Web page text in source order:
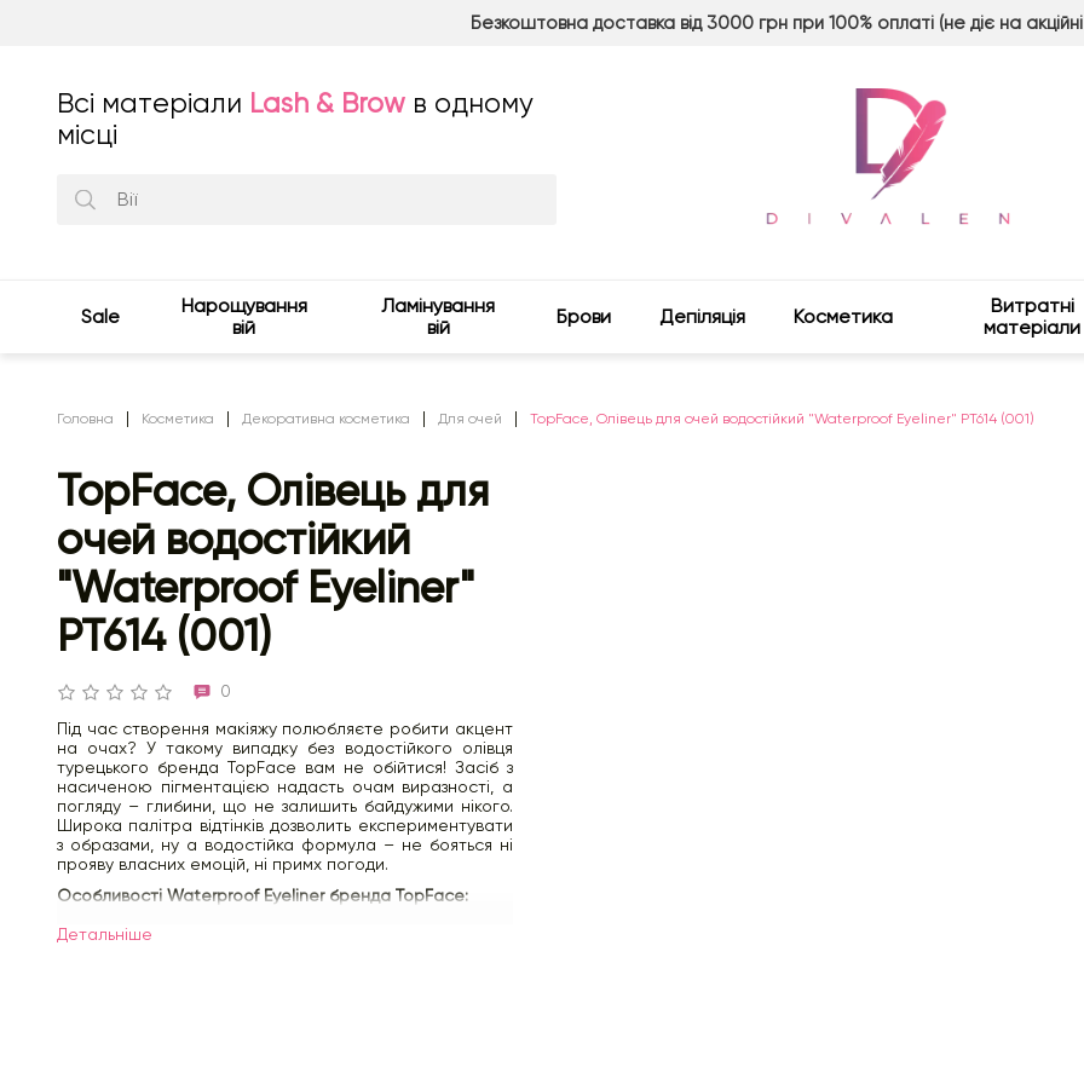
Безкоштовна доставка від 3000 грн при 100% оплаті (не діє на
Всі матеріали Lash & Brow в одному
місці
Sale
Нарощування
вій
Ламінування
вій
Брови Депіляція Косметика
Витратні
матеріали
Головна Косметика Декоративна косметика Для очей TopFace, Олівець для очей водостійкий "Waterproof Eyeliner" PT614 (001)
TopFace, Олівець для
очей водостійкий
"Waterproof Eyeliner"
PT614 (001)
0
Під час створення макіяжу полюбляєте робити акцент
на очах? У такому випадку без водостійкого олівця
турецького бренда TopFace вам не обійтися! Засіб з
насиченою пігментацією надасть очам виразності, а
погляду – глибини, що не залишить байдужими нікого.
Широка палітра відтінків дозволить експериментувати
з образами, ну а водостійка формула – не бояться ні
прояву власних емоцій, ні примх погоди.
Особливості Waterproof Eyeliner бренда TopFace:
м'яка, кремоподібна текстура, легко ковзає на
шкірі і не пошкоджує її;
Детальнiше